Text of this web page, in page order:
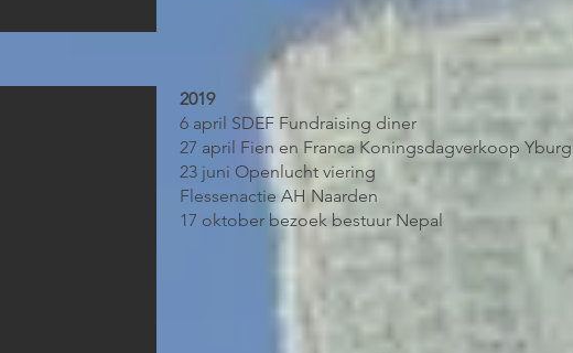
2019
6 april SDEF Fundraising diner
27 april Fien en Franca Koningsdagverkoop Yburg
23 juni Openlucht viering
Flessenactie AH Naarden
17 oktober bezoek bestuur Nepal